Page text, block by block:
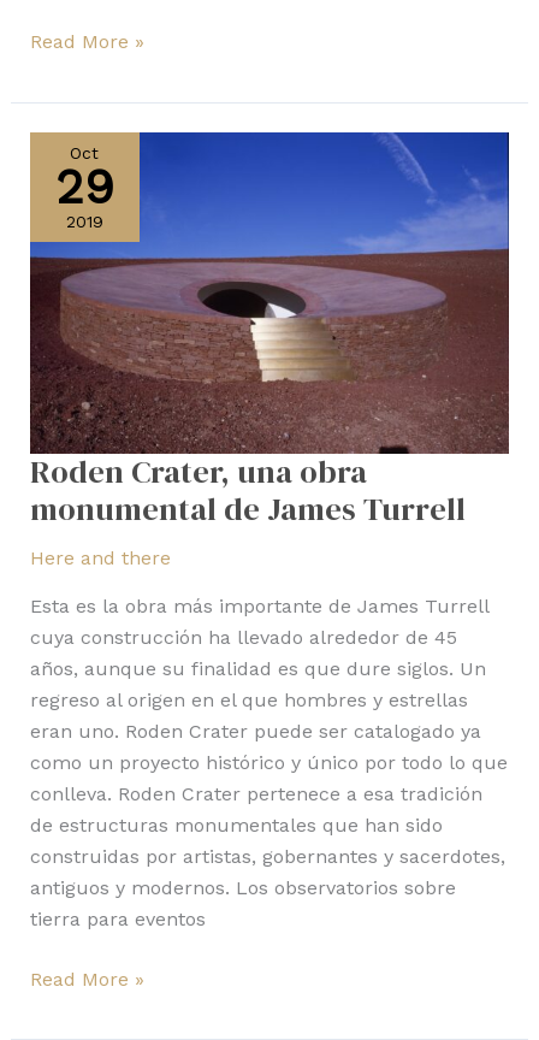
Read More »
Oct
29
2019
Roden Crater, una obra
monumental de James Turrell
Here and there
Esta es la obra más importante de James Turrell
cuya construcción ha llevado alrededor de 45
años, aunque su finalidad es que dure siglos. Un
regreso al origen en el que hombres y estrellas
eran uno. Roden Crater puede ser catalogado ya
como un proyecto histórico y único por todo lo que
conlleva. Roden Crater pertenece a esa tradición
de estructuras monumentales que han sido
construidas por artistas, gobernantes y sacerdotes,
antiguos y modernos. Los observatorios sobre
tierra para eventos
Crater,
una
obra
monumental
de
James
Turrell
Read More »